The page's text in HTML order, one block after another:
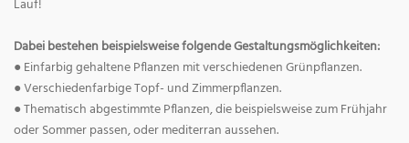
Lauf!
Dabei bestehen beispielsweise folgende Gestaltungsmöglichkeiten:
● Einfarbig gehaltene Pflanzen mit verschiedenen Grünpflanzen.
● Verschiedenfarbige Topf- und Zimmerpflanzen.
● Thematisch abgestimmte Pflanzen, die beispielsweise zum Frühjahr
oder Sommer passen, oder mediterran aussehen.